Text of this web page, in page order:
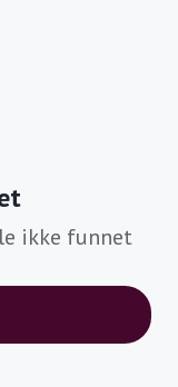
ikke funnet